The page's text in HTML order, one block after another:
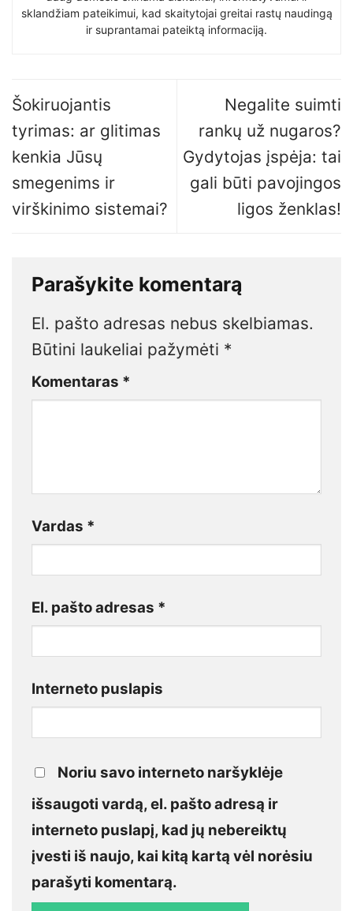
sklandžiam pateikimui, kad skaitytojai greitai rastų naudingą
ir suprantamai pateiktą informaciją.
Šokiruojantis
tyrimas: ar glitimas
kenkia Jūsų
smegenims ir
virškinimo sistemai?
Negalite suimti
rankų už nugaros?
Gydytojas įspėja: tai
gali būti pavojingos
ligos ženklas!
Parašykite komentarą
El. pašto adresas nebus skelbiamas.
Būtini laukeliai pažymėti *
Komentaras *
Vardas *
El. pašto adresas *
Interneto puslapis
Noriu savo interneto naršyklėje
išsaugoti vardą, el. pašto adresą ir
interneto puslapį, kad jų nebereiktų
įvesti iš naujo, kai kitą kartą vėl norėsiu
parašyti komentarą.